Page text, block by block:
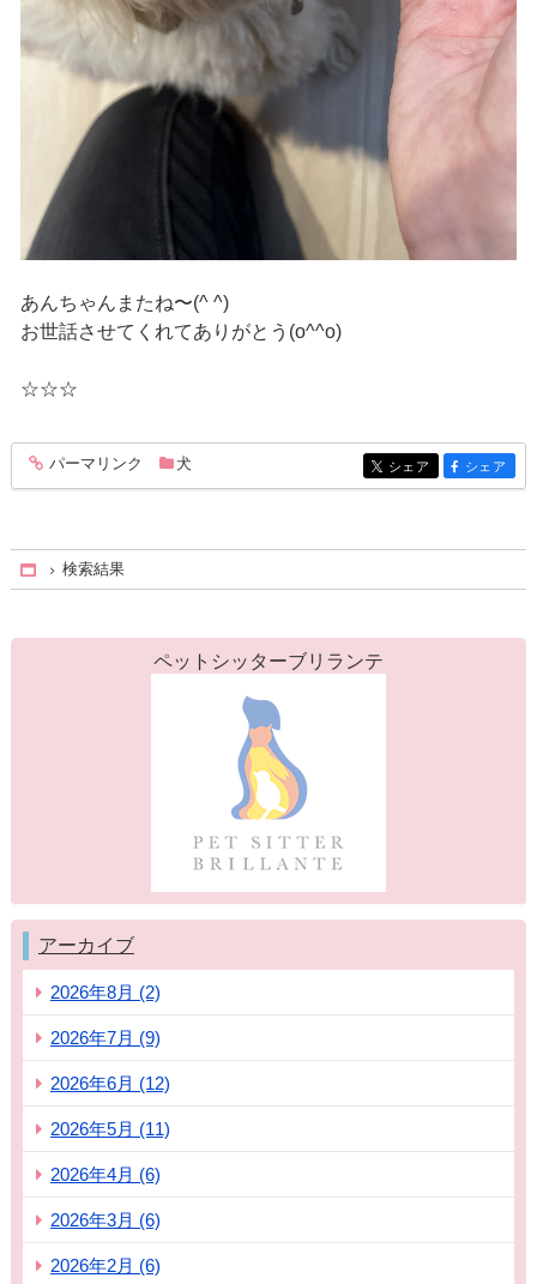
あんちゃんまたね〜(^ ^)
お世話させてくれてありがとう(o^^o)
☆☆☆
entry211
パーマリンク 犬 entry211
シェア entry211
シェア
Home
検索結果
ペットシッターブリランテ
アーカイブ
2026年8月 (2)
2026年7月 (9)
2026年6月 (12)
2026年5月 (11)
2026年4月 (6)
2026年3月 (6)
2026年2月 (6)